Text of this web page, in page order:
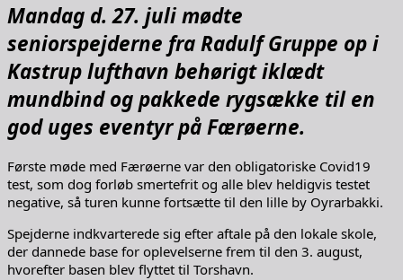
Mandag d. 27. juli mødte
seniorspejderne fra Radulf Gruppe op i
Kastrup lufthavn behørigt iklædt
mundbind og pakkede rygsække til en
god uges eventyr på Færøerne.
Første møde med Færøerne var den obligatoriske Covid19
test, som dog forløb smertefrit og alle blev heldigvis testet
negative, så turen kunne fortsætte til den lille by Oyrarbakki.
Spejderne indkvarterede sig efter aftale på den lokale skole,
der dannede base for oplevelserne frem til den 3. august,
hvorefter basen blev flyttet til Torshavn.